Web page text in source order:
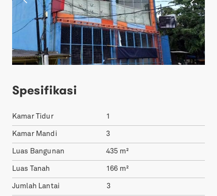
Spesifikasi
Kamar Tidur 1
Kamar Mandi 3
Luas Bangunan 435 m²
Luas Tanah 166 m²
Jumlah Lantai 3